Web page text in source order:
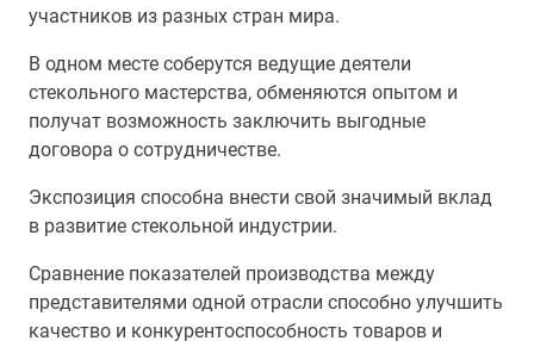
участников из разных стран мира.
В одном месте соберутся ведущие деятели
стекольного мастерства, обменяются опытом и
получат возможность заключить выгодные
договора о сотрудничестве.
Экспозиция способна внести свой значимый вклад
в развитие стекольной индустрии.
Сравнение показателей производства между
представителями одной отрасли способно улучшить
качество и конкурентоспособность товаров и